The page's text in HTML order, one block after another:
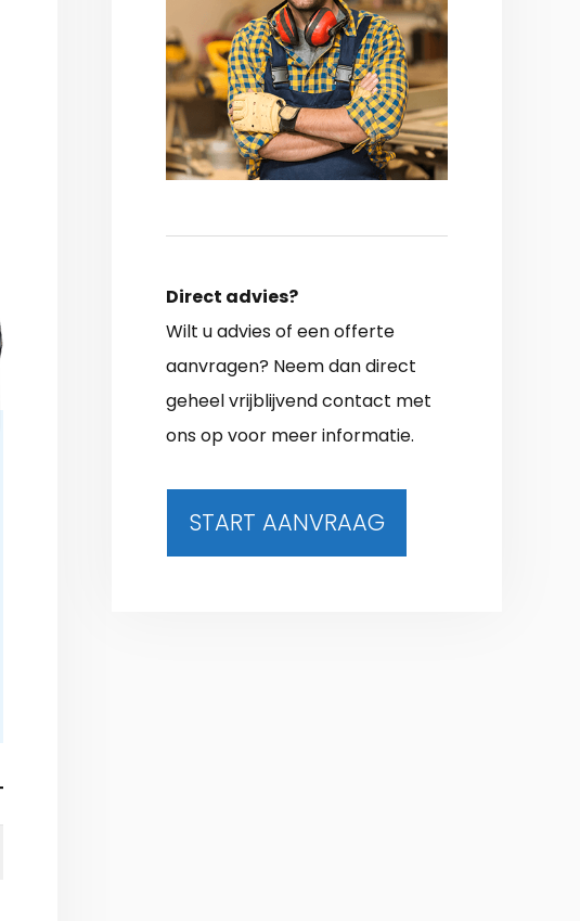
Direct advies?
Wilt u advies of een offerte
aanvragen? Neem dan direct
geheel vrijblijvend contact met
ons op voor meer informatie.
START AANVRAAG